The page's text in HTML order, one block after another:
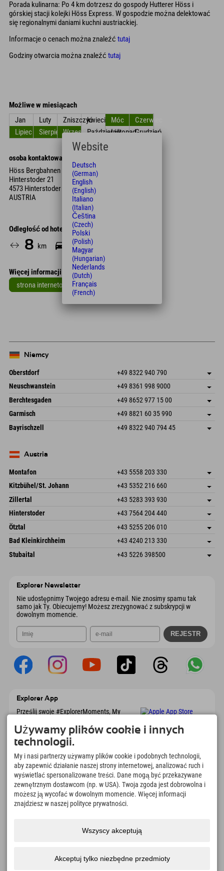
Porada kulinarna: Po 4 km dotrzesz do gospody Hutterer Höss i
górskiej stacji kolejki Höss Express. W gospodzie można delektować
się regionalnymi daniami kuchni austriackiej.
Informacje o cenach można znaleźć tutaj
Godziny otwarcia można znaleźć tutaj
Możliwe w miesiącach
Jan
Luty ZniszczyćkwiecieńMóc
Czerwiec
Lipiec
SierpieńWrzesieńPaździernikListopadGrudzień
osoba kontaktowa
Höss Bergbahnen
Hinterstoder 21
4573 Hinterstoder
AUSTRIA
Odległość od hotelu
8 km 5 Min.
Więcej informacji
strona internetowa
Niemcy
Oberstdorf +49 8322 940 790
An der Breitach 3
Niemcy
Zapisz adres
Książka
Neuschwanstein +49 8361 998 9000
An der Riese 45
87484 Nesselwang im Allgäu
Niemcy
Zapisz adres
Informacje o przyjeździe
Książka
Berchtesgaden +49 8652 977 15 00
Hofreitstr. 7
Niemcy
Zapisz adres
Książka
Garmisch +49 8821 60 35 990
Frickenstraße 22
82490 Farchant
Zapisz adres
Informacje o przyjeździe
Bayrischzell +49 8322 940 794 45
NiemcyAustria
Montafon +43 5558 203 330
Dorfstr. 127b
6793 Gaschurn/Montafon
Austria
Zapisz adres
Książka
Kitzbühel/St. Johann +43 5352 216 660
Speckbacherstraße 87
6380 St. Johann in Tirol
Austria
Zapisz adres
Informacje o przyjeździe
Książka
Zillertal +43 5283 393 930
Schmiedau 2
Austria
Zapisz adres
Książka
Hinterstoder +43 7564 204 440
Freizeitpark 10
4573 Hinterstoder
Austria
Zapisz adres
Informacje o przyjeździe
Książka
Ötztal +43 5255 206 010
Gscheat 14
Austria
Zapisz adres
Książka
Bad Kleinkirchheim +43 4240 213 330
Dorfstraße 24
9546 Bad Kleinkirchheim
Zapisz adres
Informacje o przyjeździe
Stubaital +43 5226 398500
Explorer Newsletter
Nie udostępnimy Twojego adresu e-mail. Nie znosimy spamu tak
samo jak Ty. Obiecujemy! Możesz zrezygnować z subskrypcji w
dowolnym momencie.
Explorer App
Prześlij swoje #ExplorerMoments, My
marzeń, przeglądem restauracji i wieloma
innymi. Pobierz teraz!
Czas na chwile odkrywcy
166
Jeziora górskie i baseny
rekreacyjne
4.634km
Stoki do jazdy na nartach i
snowboardzie
8.991km
Używamy plików cookie i innych
technologii.
My i nasi partnerzy używamy plików cookie i podobnych technologii,
aby zapewnić działanie naszej strony internetowej, analizować ruch i
wyświetlać spersonalizowane treści. Dane mogą być przekazywane
zewnętrznym dostawcom (np. w USA). Twoja zgoda jest dobrowolna i
możesz ją wycofać w dowolnym momencie. Więcej informacji
znajdziesz w naszej polityce prywatności.
Wszyscy akceptują
Akceptuj tylko niezbędne przedmioty
Website
Deutsch
(German)
English
(English)
Italiano
(Italian)
Čeština
(Czech)
Polski
(Polish)
Magyar
(Hungarian)
Nederlands
(Dutch)
Français
(French)